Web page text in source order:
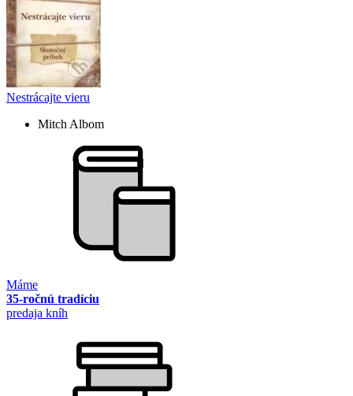
Nestrácajte vieru
Mitch Albom
Máme
35-ročnú tradíciu
predaja kníh